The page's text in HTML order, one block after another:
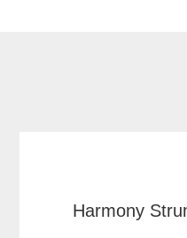
Harmony